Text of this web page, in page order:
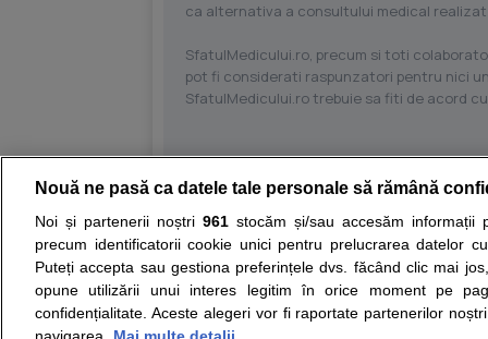
ca alternativa a consultului medical
SfatulMedicului.ro, precum si toti
pot fi considerati raspunzatori pentru nici
SfatulMedicului.ro trebuie sa fiti de acord cu
Resurse: Autoevaluare simptome
Opiniile avizate ale medicilor, sfaturile si orice
nici diagnosticul stabilit in urma investigatiilor si
ii punem la dispozitie pentru programare in
Nouă ne pasă ca datele tale personale să rămână
Noi și partenerii noștri 961stocăm și/sau accesăm informații
precum identificatorii cookie unici pentru prelucrarea datelor
Puteți accepta sau gestiona preferințele dvs. făcând clic mai
opune utilizării unui interes legitim în orice moment pe
confidențialitate. Aceste alegeri vor fi raportate partenerilor